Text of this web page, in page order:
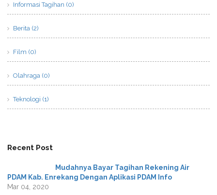
Informasi Tagihan (0)
Berita (2)
Film (0)
Olahraga (0)
Teknologi (1)
Recent Post
Mudahnya Bayar Tagihan Rekening Air
PDAM Kab. Enrekang Dengan Aplikasi PDAM Info
Mar 04, 2020